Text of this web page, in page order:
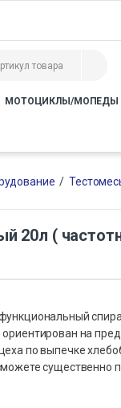
МОТОЦИКЛЫ/МОПЕДЫ
/
20л (
на
по выпечке
существенно